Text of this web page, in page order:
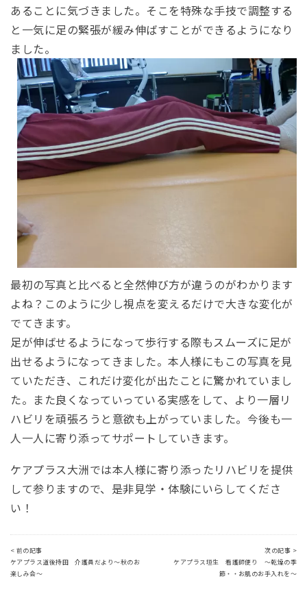
あることに気づきました。 そこを特殊な手技で調整する
と一気に足の緊張が緩み伸ばすことができるようになり
ました。
最初の写真と比べると全然伸び方が違うのがわかります
よね？ このように少し視点を変えるだけで大きな変化が
でてきます。
足が伸ばせるようになって歩行する際もスムーズに足が
出せるようになってきました。本人様にもこの写真を見
ていただき、これだけ変化が出たことに驚かれていまし
た。 また良くなっていっている実感をして、より一層リ
ハビリを頑張ろうと意欲も上がっていました。 今後も一
人一人に寄り添ってサポートしていきます。
ケアプラス大洲では本人様に寄り添ったリハビリを提供
して参りますので、是非見学・体験にいらしてくださ
い！
< 前の記事
ケアプラス道後持田 介護員だより～秋のお
楽しみ会～
次の記事 >
ケアプラス垣生 看護師便り ～乾燥の季
節・・お肌のお手入れを～